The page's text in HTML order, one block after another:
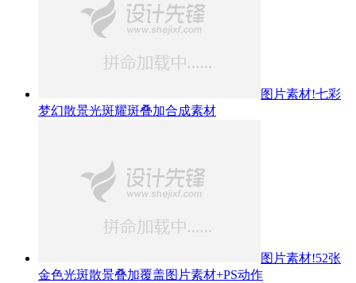
图片素材!七彩
梦幻散景光斑耀斑叠加合成素材
图片素材!52张
金色光斑散景叠加覆盖图片素材+PS动作